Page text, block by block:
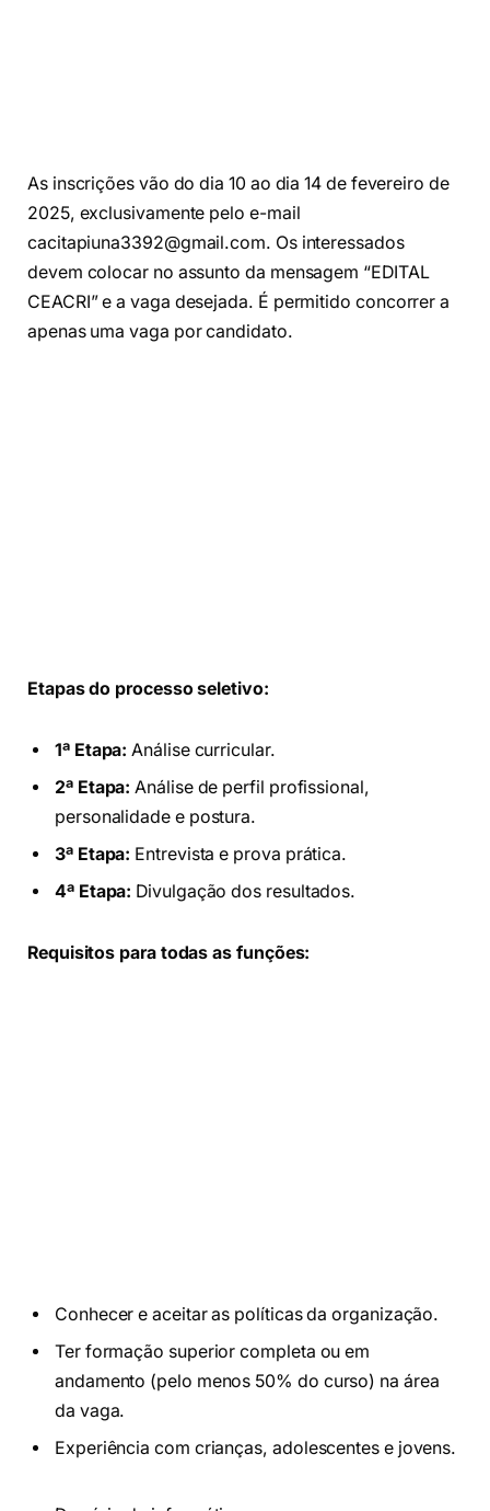
As inscrições vão do dia 10 ao dia 14 de fevereiro de
2025, exclusivamente pelo e-mail
cacitapiuna3392@gmail.com. Os interessados
devem colocar no assunto da mensagem “EDITAL
CEACRI” e a vaga desejada. É permitido concorrer a
apenas uma vaga por candidato.
Etapas do processo seletivo:
1ª Etapa: Análise curricular.
2ª Etapa: Análise de perfil profissional,
personalidade e postura.
3ª Etapa: Entrevista e prova prática.
4ª Etapa: Divulgação dos resultados.
Requisitos para todas as funções:
Conhecer e aceitar as políticas da organização.
Ter formação superior completa ou em
andamento (pelo menos 50% do curso) na área
da vaga.
Experiência com crianças, adolescentes e jovens.